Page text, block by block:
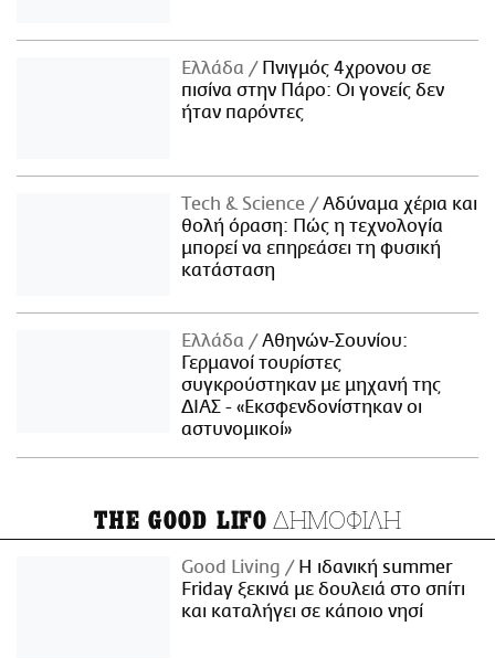
Ελλάδα
Πνιγμός 4χρονου σε
πισίνα στην Πάρο: Οι γονείς δεν
ήταν παρόντες
Τech & Science
Αδύναμα χέρια και
θολή όραση: Πώς η τεχνολογία
μπορεί να επηρεάσει τη φυσική
κατάσταση
Ελλάδα
Αθηνών-Σουνίου:
Γερμανοί τουρίστες
συγκρούστηκαν με μηχανή της
ΔΙΑΣ - «Εκσφενδονίστηκαν οι
αστυνομικοί»
THE GOOD LIFO ΔΗΜΟΦΙΛΗ
Good Living
Η ιδανική summer
Friday ξεκινά με δουλειά στο σπίτι
και καταλήγει σε κάποιο νησί